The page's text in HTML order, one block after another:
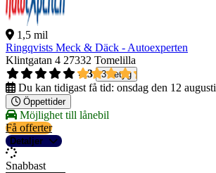
1,5 mil
Ringqvists Meck & Däck - Autoexperten
Klintgatan 4 27332 Tomelilla
4,3
3 betyg
Du kan tidigast få tid: onsdag den 12 augusti
Öppettider
Möjlighet till lånebil
Få offerter
Detaljer
Snabbast